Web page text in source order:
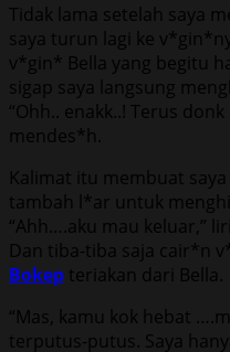
Tidak lama setelah saya
saya turun lagi ke
v*gin* Bella yang begitu
sigap saya langsung
“Ohh.. enakk..! Terus donk
mendes*h.
Kalimat itu membuat
tambah l*ar untuk
“Ahh….aku mau keluar,”
Dan tiba-tiba saja cair*n
Bokep teriakan dari Bella.
“Mas, kamu kok hebat
terputus-putus. Saya